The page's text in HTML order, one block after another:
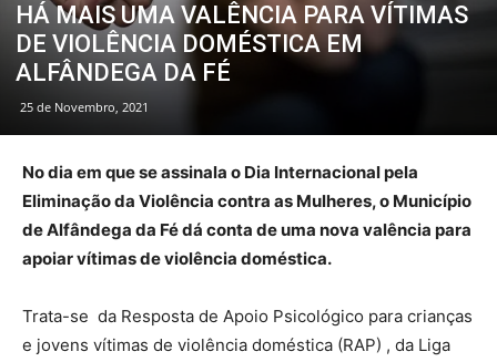
HÁ MAIS UMA VALÊNCIA PARA VÍTIMAS
DE VIOLÊNCIA DOMÉSTICA EM
ALFÂNDEGA DA FÉ
25 de Novembro, 2021
No dia em que se assinala o Dia Internacional pela
Eliminação da Violência contra as Mulheres, o Município
de Alfândega da Fé dá conta de uma nova valência para
apoiar vítimas de violência doméstica.
Trata-se da Resposta de Apoio Psicológico para crianças
e jovens vítimas de violência doméstica (RAP) , da Liga